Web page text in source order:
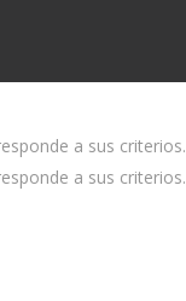
a sus criterios.
a sus criterios.